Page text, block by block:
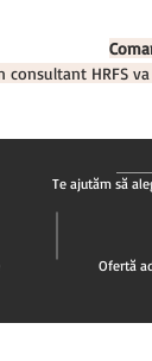
consultant HRFS
Te ajutăm să
Ofertă